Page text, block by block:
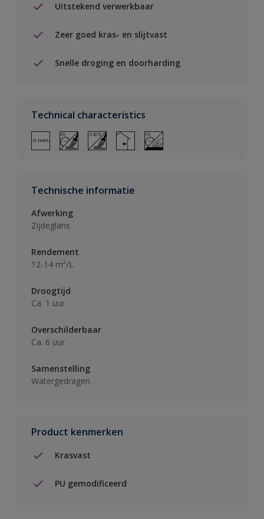
Uitstekend verwerkbaar
Zeer goed kras- en slijtvast
Snelle droging en doorharding
Technical characteristics
Technische informatie
Afwerking
Zijdeglans
Rendement
12-14 m²/L
Droogtijd
Ca. 1 uur
Overschilderbaar
Ca. 6 uur
Samenstelling
Watergedragen
Product kenmerken
Krasvast
PU gemodificeerd